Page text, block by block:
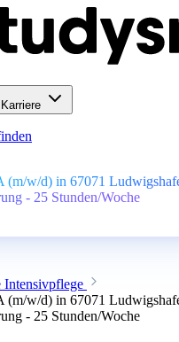
(m/w/d) in 67071
- 25 Stunden/Woche
Intensivpflege
(m/w/d) in 67071
- 25 Stunden/Woche